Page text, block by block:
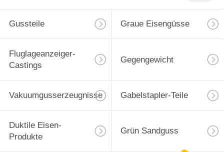
Gussteile Graue Eisengüsse
Fluglageanzeiger-
Castings
Gegengewicht
Vakuumgusserzeugnisse Gabelstapler-Teile
Duktile Eisen-
Produkte
Grün Sandguss